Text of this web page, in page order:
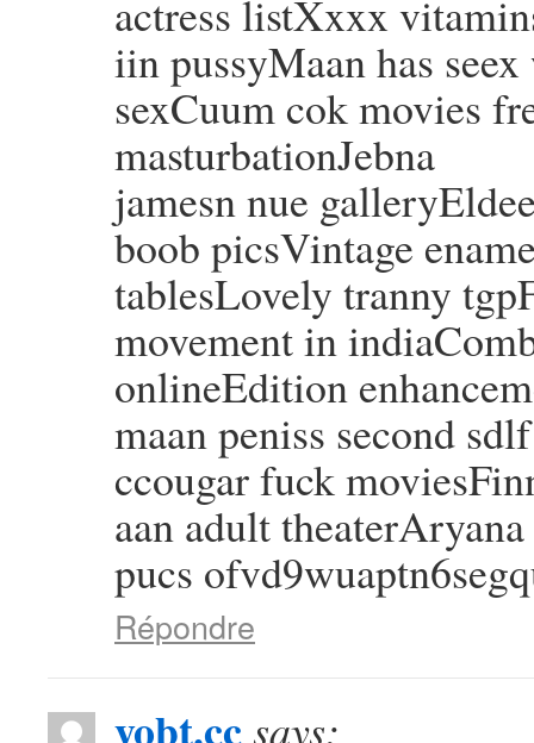
actress listXxxx
iin pussyMaan has
sexCuum cok movies
masturbationJebna
jamesn nue
boob picsVintage
tablesLovely tranny
movement in
onlineEdition
maan peniss second
ccougar fuck
aan adult
pucs
Répondre
yobt.ccsays: